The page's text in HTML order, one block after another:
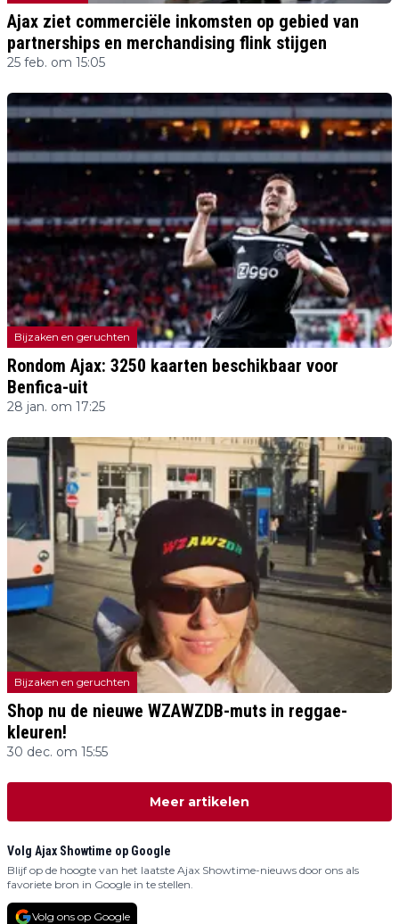
Ajax ziet commerciële inkomsten op gebied van
partnerships en merchandising flink stijgen
25 feb. om 15:05
Bijzaken en geruchten
Rondom Ajax: 3250 kaarten beschikbaar voor
Benfica-uit
28 jan. om 17:25
Bijzaken en geruchten
Shop nu de nieuwe WZAWZDB-muts in reggae-
kleuren!
30 dec. om 15:55
Meer artikelen
Volg Ajax Showtime op Google
Blijf op de hoogte van het laatste Ajax Showtime-nieuws door ons als
favoriete bron in Google in te stellen.
Volg ons op Google